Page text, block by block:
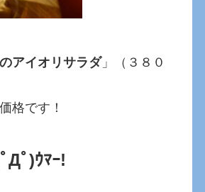
アイオリサラダ」（３８０
格です！
Дﾟ)ｳﾏｰ!